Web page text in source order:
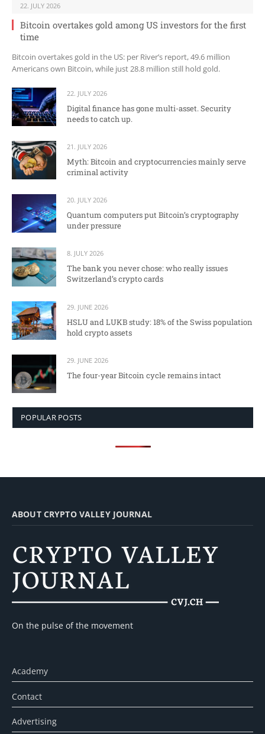
22. JULY 2026
Bitcoin overtakes gold among US investors for the first
time
Bitcoin overtakes gold in the US: per River’s report, 49.6 million
Americans own Bitcoin, while just 28.8 million still hold gold.
22. JULY 2026
Digital finance has gone multi-asset. Security
needs to catch up.
21. JULY 2026
Myth: Bitcoin and cryptocurrencies mainly serve
criminal activity
20. JULY 2026
Quantum computers put Bitcoin’s cryptography
under pressure
8. JULY 2026
The bank you never chose: who really issues
Switzerland’s crypto cards
29. JUNE 2026
HSLU and LUKB study: 18% of the Swiss population
hold crypto assets
29. JUNE 2026
The four-year Bitcoin cycle remains intact
POPULAR POSTS
ABOUT CRYPTO VALLEY JOURNAL
On the pulse of the movement
Academy
Contact
Advertising